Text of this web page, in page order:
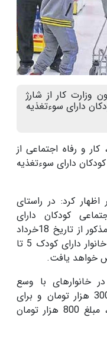
وزارت کار از شارژ
دارای سوءتغذیه
و رفاه اجتماعی از
دارای سوءتغذیه
کرد: در راستای
کودکان دارای
سوءتغذیه»، اعتبار مرحله سوم طرح مذکور از تاریخ 18خرداد
ماه سال جاری به حساب سرپرستان خانوار دارای کودک 5 تا
خانوارهای با وسع
اقتصادی پایین، مبلغ 1 میلیون و 300 هزار تومان و برای
خانوارهای با وسع اقتصادی متوسط، مبلغ 800 هزار تومان